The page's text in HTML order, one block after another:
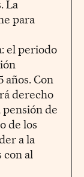
La
para
el periodo
años. Con
derecho
pensión de
de los
a la
con al